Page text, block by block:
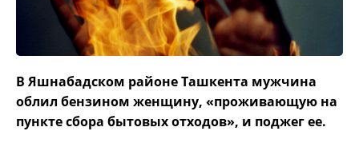
В Яшнабадском районе Ташкента мужчина
облил бензином женщину, «проживающую на
пункте сбора бытовых отходов», и поджег ее.